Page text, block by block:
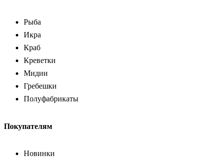
Рыба
Икра
Краб
Креветки
Мидии
Гребешки
Полуфабрикаты
Покупателям
Новинки